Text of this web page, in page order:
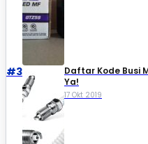
#3
Daftar Kode Busi
Ya!
17 Okt 2019